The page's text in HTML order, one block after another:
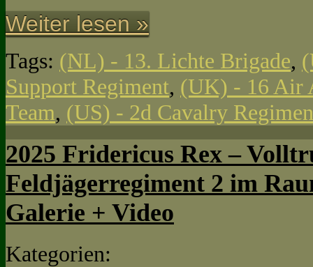
Weiter lesen »
Tags: (NL) - 13. Lichte Brigade,
Support Regiment, (UK) - 16 Air
Team, (US) - 2d Cavalry
2025 Fridericus Rex –
Feldjägerregiment 2 im
Galerie + Video
Kategorien: